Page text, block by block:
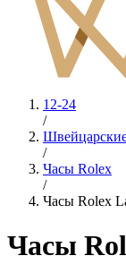
12-24
/
/
Часы Rolex
/
Часы Rolex
Часы